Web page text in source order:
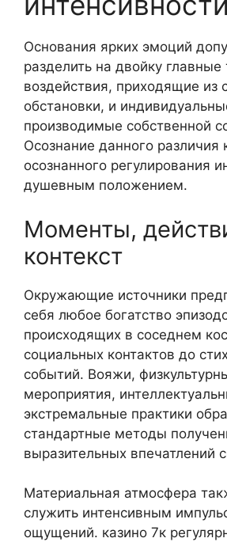
Основания ярких эмоций
разделить на двойку
воздействия, приходящие из
обстановки, и
производимые собственной
Осознание данного различия
осознанного регулирования
душевным положением.
Моменты,
контекст
Окружающие источники
себя любое богатство
происходящих в соседнем
социальных контактов до
событий. Вояжи,
мероприятия,
экстремальные практики
стандартные методы
выразительных впечатлений
Материальная атмосфера
служить интенсивным
ощущений. казино 7к